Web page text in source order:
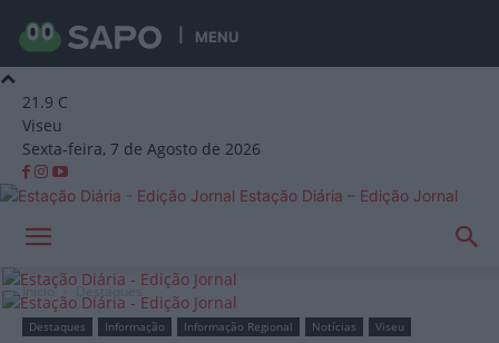
MENU
21.9 C
Viseu
Sexta-feira, 7 de Agosto de 2026
Estação Diária – Edição Jornal
Início Destaques
Destaques Informação Informação Regional Notícias Viseu